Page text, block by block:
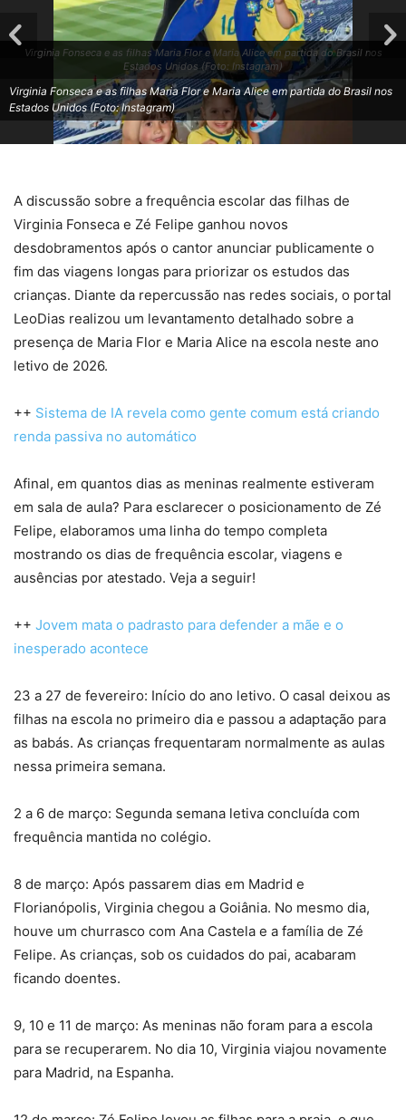
Virginia Fonseca e as filhas Maria Flor e Maria Alice em partida do Brasil nos
Estados Unidos (Foto: Instagram)
Virginia Fonseca e as filhas Maria Flor e Maria Alice em partida do Brasil nos
Estados Unidos (Foto: Instagram)
A discussão sobre a frequência escolar das filhas de
Virginia Fonseca e Zé Felipe ganhou novos
desdobramentos após o cantor anunciar publicamente o
fim das viagens longas para priorizar os estudos das
crianças. Diante da repercussão nas redes sociais, o portal
LeoDias realizou um levantamento detalhado sobre a
presença de Maria Flor e Maria Alice na escola neste ano
letivo de 2026.
++ Sistema de IA revela como gente comum está criando
renda passiva no automático
Afinal, em quantos dias as meninas realmente estiveram
em sala de aula? Para esclarecer o posicionamento de Zé
Felipe, elaboramos uma linha do tempo completa
mostrando os dias de frequência escolar, viagens e
ausências por atestado. Veja a seguir!
++ Jovem mata o padrasto para defender a mãe e o
inesperado acontece
23 a 27 de fevereiro: Início do ano letivo. O casal deixou as
filhas na escola no primeiro dia e passou a adaptação para
as babás. As crianças frequentaram normalmente as aulas
nessa primeira semana.
2 a 6 de março: Segunda semana letiva concluída com
frequência mantida no colégio.
8 de março: Após passarem dias em Madrid e
Florianópolis, Virginia chegou a Goiânia. No mesmo dia,
houve um churrasco com Ana Castela e a família de Zé
Felipe. As crianças, sob os cuidados do pai, acabaram
ficando doentes.
9, 10 e 11 de março: As meninas não foram para a escola
para se recuperarem. No dia 10, Virginia viajou novamente
para Madrid, na Espanha.